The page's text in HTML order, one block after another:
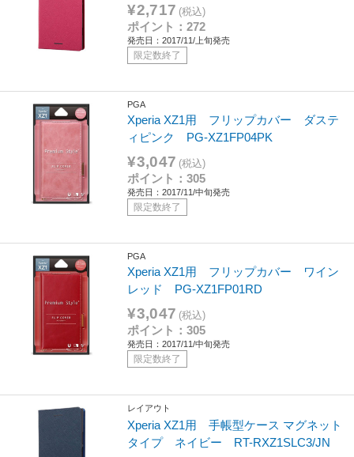
¥2,717 (税込)
ポイント：272
発売日：2017/11/上旬発売
限定数終了
PGA
Xperia XZ1用 フリップカバー ダステ
ィピンク PG-XZ1FP04PK
¥3,047 (税込)
ポイント：305
発売日：2017/11/中旬発売
限定数終了
PGA
Xperia XZ1用 フリップカバー ワイン
レッド PG-XZ1FP01RD
¥3,047 (税込)
ポイント：305
発売日：2017/11/中旬発売
限定数終了
レイアウト
Xperia XZ1用 手帳型ケース マグネット
タイプ ネイビー RT-RXZ1SLC3/JN